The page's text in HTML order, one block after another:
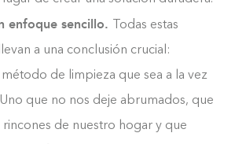
enfoque sencillo.
Todas estas
a una conclusión crucial:
de limpieza que sea a la vez
que no nos deje abrumados, que
de nuestro hogar y que